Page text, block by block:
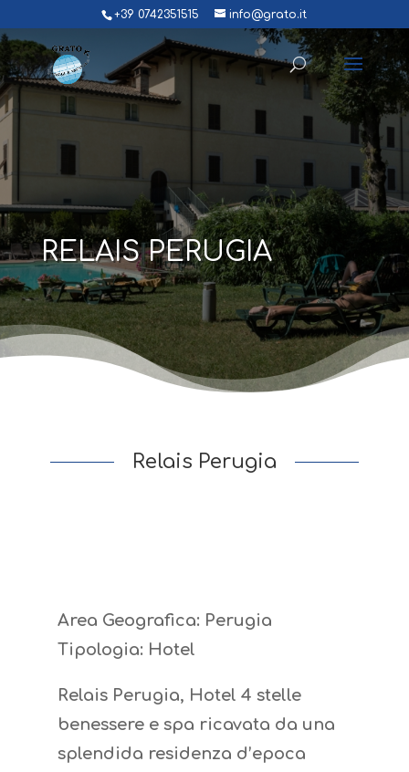
+39 0742351515 info@grato.it
RELAIS PERUGIA
Relais Perugia
Area Geografica: Perugia
Tipologia: Hotel
Relais Perugia, Hotel 4 stelle
benessere e spa ricavata da una
splendida residenza d’epoca